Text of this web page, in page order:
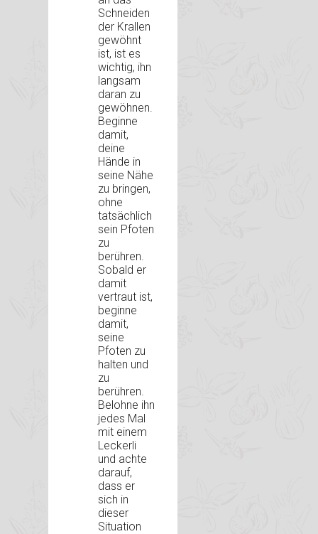
Schneiden
der Krallen
gewöhnt
ist, ist es
wichtig, ihn
langsam
daran zu
gewöhnen.
Beginne
damit,
deine
Hände in
seine Nähe
zu bringen,
ohne
tatsächlich
sein Pfoten
zu
berühren.
Sobald er
damit
vertraut ist,
beginne
damit,
seine
Pfoten zu
halten und
zu
berühren.
Belohne ihn
jedes Mal
mit einem
Leckerli
und achte
darauf,
dass er
sich in
dieser
Situation